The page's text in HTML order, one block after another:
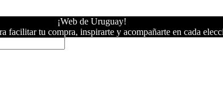
¡Web de Uruguay!
facilitar tu compra, inspirarte y acompañarte en cada